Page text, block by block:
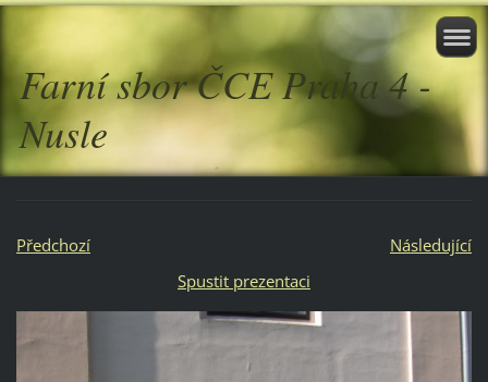
Farní sbor ČCE Praha 4 -
Nusle
Předchozí
Následující
Spustit prezentaci